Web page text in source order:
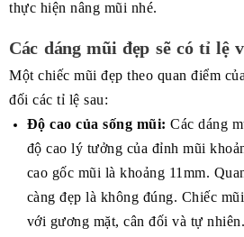
thực hiện nâng mũi nhé.
Các dáng mũi đẹp sẽ có tỉ lệ
Một chiếc mũi đẹp theo quan điểm
đối các tỉ lệ sau:
Độ cao của sống mũi: Các dáng
độ cao lý tưởng của đỉnh mũi
cao gốc mũi là khoảng 11mm.
càng đẹp là không đúng. Chiếc
với gương mặt, cân đối và tự nhiên.